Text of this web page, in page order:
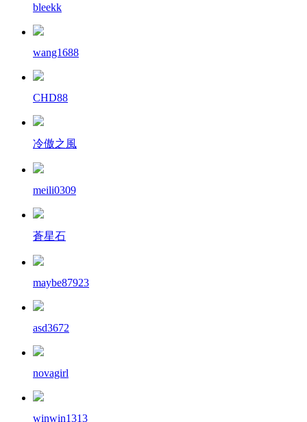
bleekk
wang1688
CHD88
冷傲之風
meili0309
蒼星石
maybe87923
asd3672
novagirl
winwin1313